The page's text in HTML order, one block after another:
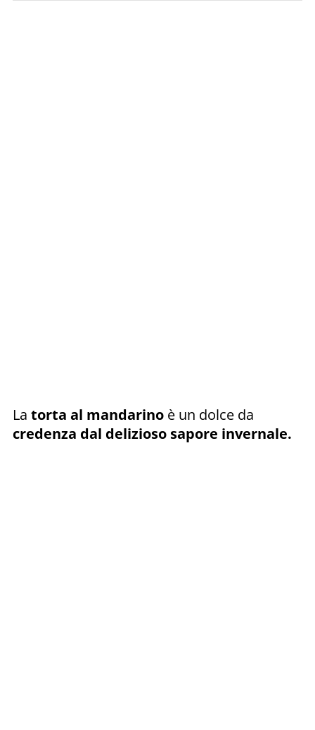
La torta al mandarino è un dolce da
credenza dal delizioso sapore invernale.